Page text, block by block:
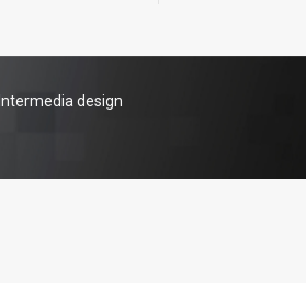
Intermedia design